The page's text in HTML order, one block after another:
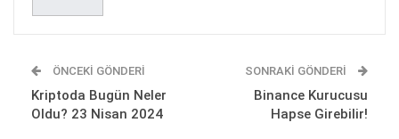
ÖNCEKI GÖNDERI
Kriptoda Bugün Neler
Oldu? 23 Nisan 2024
SONRAKI GÖNDERI
Binance Kurucusu
Hapse Girebilir!